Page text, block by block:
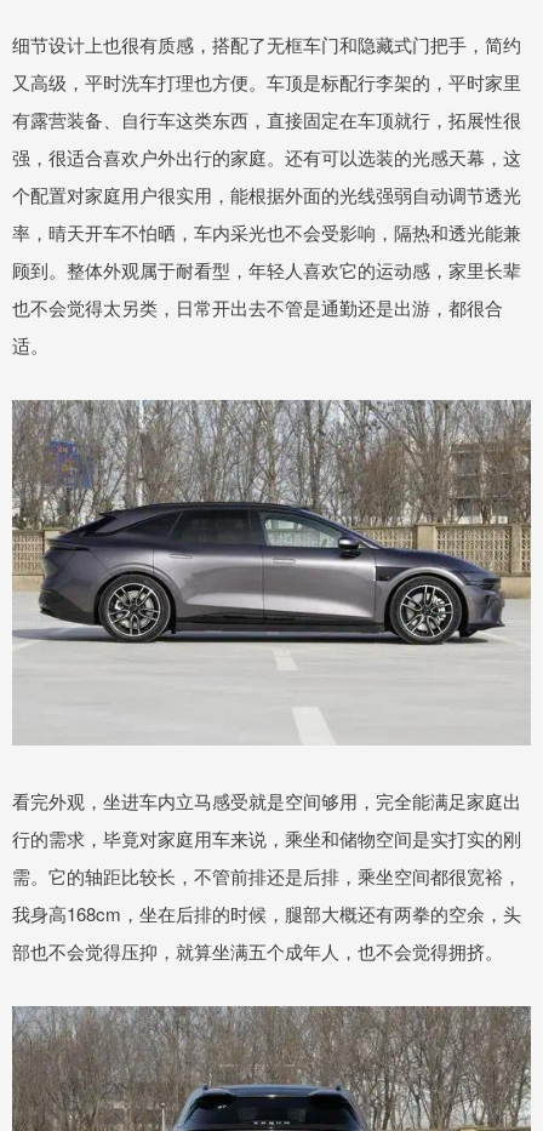
细节设计上也很有质感，搭配了无框车门和隐藏式门把手，简约
又高级，平时洗车打理也方便。车顶是标配行李架的，平时家里
有露营装备、自行车这类东西，直接固定在车顶就行，拓展性很
强，很适合喜欢户外出行的家庭。还有可以选装的光感天幕，这
个配置对家庭用户很实用，能根据外面的光线强弱自动调节透光
率，晴天开车不怕晒，车内采光也不会受影响，隔热和透光能兼
顾到。整体外观属于耐看型，年轻人喜欢它的运动感，家里长辈
也不会觉得太另类，日常开出去不管是通勤还是出游，都很合
适。
看完外观，坐进车内立马感受就是空间够用，完全能满足家庭出
行的需求，毕竟对家庭用车来说，乘坐和储物空间是实打实的刚
需。它的轴距比较长，不管前排还是后排，乘坐空间都很宽裕，
我身高168cm，坐在后排的时候，腿部大概还有两拳的空余，头
部也不会觉得压抑，就算坐满五个成年人，也不会觉得拥挤。